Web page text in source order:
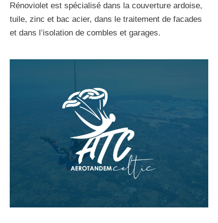
Rénoviolet est spécialisé dans la couverture ardoise,
tuile, zinc et bac acier, dans le traitement de facades
et dans l’isolation de combles et garages.